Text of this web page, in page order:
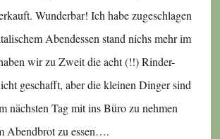
Wunderbar! Ich habe zugeschlagen
Abendessen stand nichs mehr im
wir zu Zweit die acht (!!) Rinder-
geschafft, aber die kleinen Dinger sind
nächsten Tag mit ins Büro zu nehmen
Abendbrot zu essen….